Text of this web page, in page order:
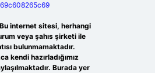
Bu internet sitesi, herhangi
veya şahıs şirketi ile
bulunmamaktadır.
kendi hazırladığımız
Burada yer